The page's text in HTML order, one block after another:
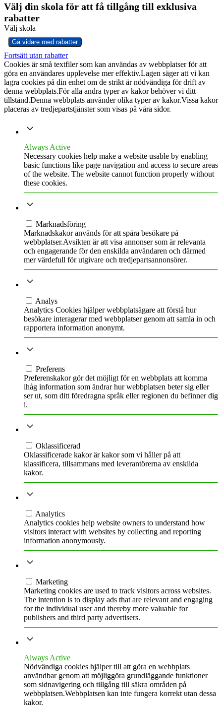
Välj din skola för att få tillgång till exklusiva
rabatter
Välj skola
Gå vidare med rabatter
Fortsätt utan rabatter
Cookies är små textfiler som kan användas av webbplatser för att
göra en användares upplevelse mer effektiv.Lagen säger att vi kan
lagra cookies på din enhet om de strikt är nödvändiga för drift av
denna webbplats.För alla andra typer av kakor behöver vi ditt
tillstånd.Denna webbplats använder olika typer av kakor.Vissa kakor
placeras av tredjepartstjänster som visas på våra sidor.
Always Active
Necessary cookies help make a website usable by enabling
basic functions like page navigation and access to secure areas
of the website. The website cannot function properly without
these cookies.
Marknadsföring
Marknadskakor används för att spåra besökare på
webbplatser.Avsikten är att visa annonser som är relevanta
och engagerande för den enskilda användaren och därmed
mer värdefull för utgivare och tredjepartsannonsörer.
Analys
Analytics Cookies hjälper webbplatsägare att förstå hur
besökare interagerar med webbplatser genom att samla in och
rapportera information anonymt.
Preferens
Preferenskakor gör det möjligt för en webbplats att komma
ihåg information som ändrar hur webbplatsen beter sig eller
ser ut, som ditt föredragna språk eller regionen du befinner dig
i.
Oklassificerad
Oklassificerade kakor är kakor som vi håller på att
klassificera, tillsammans med leverantörerna av enskilda
kakor.
Analytics
Analytics cookies help website owners to understand how
visitors interact with websites by collecting and reporting
information anonymously.
Marketing
Marketing cookies are used to track visitors across websites.
The intention is to display ads that are relevant and engaging
for the individual user and thereby more valuable for
publishers and third party advertisers.
Always Active
Nödvändiga cookies hjälper till att göra en webbplats
användbar genom att möjliggöra grundläggande funktioner
som sidnavigering och tillgång till säkra områden på
webbplatsen.Webbplatsen kan inte fungera korrekt utan dessa
kakor.